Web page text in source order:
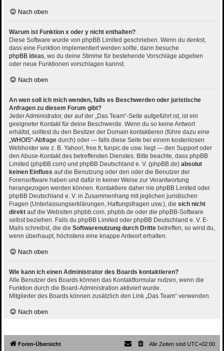
Nach oben
Warum ist Funktion x oder y nicht enthalten?
Diese Software wurde von phpBB Limited geschrieben. Wenn du denkst,
dass eine Funktion implementiert werden sollte, dann besuche
phpBB Ideas, wo du deine Stimme für bestehende Vorschläge abgeben
oder neue Funktionen vorschlagen kannst.
Nach oben
An wen soll ich mich wenden, falls es Beschwerden oder juristische
Anfragen zu diesem Forum gibt?
Jeder Administrator, der auf der „Das Team“-Seite aufgeführt ist, ist ein
geeigneter Kontakt für deine Beschwerde. Wenn du so keine Antwort
erhältst, solltest du den Besitzer der Domain kontaktieren (führe dazu eine
„WHOIS“-Abfrage durch) oder — falls diese Seite bei einem kostenlosen
Webhoster wie z. B. Yahoo!, free.fr, funpic.de usw. liegt — den Support oder
den Abuse-Kontakt des betreffenden Dienstes. Bitte beachte, dass phpBB
Limited (phpBB.com) und phpBB Deutschland e. V. (phpBB.de) absolut
keinen Einfluss auf die Benutzung oder den oder die Benutzer der
Forensoftware haben und dafür in keiner Weise zur Verantwortung
herangezogen werden können. Kontaktiere daher nie phpBB Limited oder
phpBB Deutschland e. V. in Zusammenhang mit jeglichen juristischen
Fragen (Unterlassungserklärungen, Haftungsfragen usw.), die sich nicht
direkt auf die Websiten phpbb.com, phpbb.de oder die phpBB-Software
selbst beziehen. Falls du phpBB Limited oder phpBB Deutschland e. V. E-
Mails schreibst, die die Softwarenutzung durch Dritte betreffen, so wirst du,
wenn überhaupt, höchstens eine knappe Antwort erhalten.
Nach oben
Wie kann ich einen Administrator des Boards kontaktieren?
Alle Benutzer des Boards können das Kontaktformular nutzen, wenn die
Funktion durch die Board-Administration aktiviert wurde.
Mitglieder des Boards können zusätzlich den Link „Das Team“ verwenden.
Nach oben
Foren-Übersicht Alle Zeiten sind UTC+02:00